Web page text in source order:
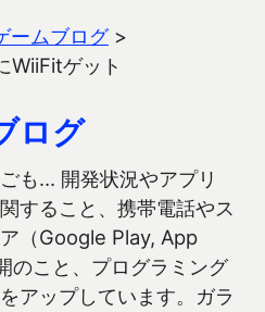
ームブログ>
WiiFitゲット
ログ
も… 開発状況やアプリ
すること、携帯電話やス
（Google Play, App
のこと、プログラミング
アップしています。ガラ